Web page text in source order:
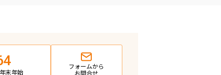
末年始
フォームから
お問合せ